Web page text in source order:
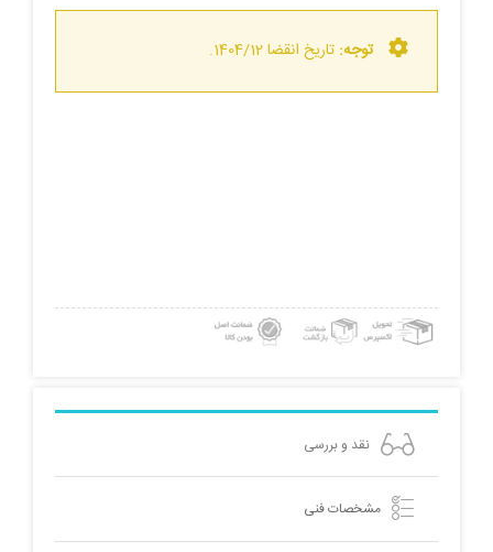
توجه: تاریخ انقضا 1404/12.
نقد و بررسی
مشخصات فنی